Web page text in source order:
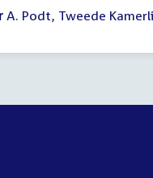
A. Podt, Tweede